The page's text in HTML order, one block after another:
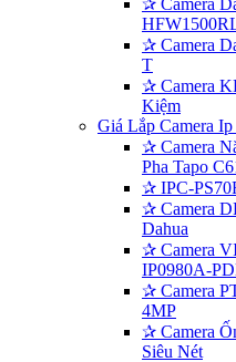
✰ Camera
T
✰ Camera
Kiệm
Giá Lắp Camera
✰ Camera
Pha Tapo
✰ IPC-
✰ Camera
Dahua
✰ Camera
IP0980A-
✰ Camera
4MP
✰ Camera
Siêu Nét